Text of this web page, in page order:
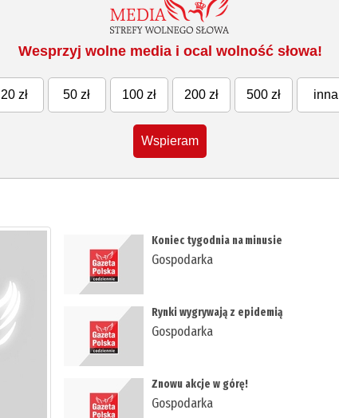
Wesprzyj wolne media i ocal wolność słowa!
20 zł 50 zł 100 zł 200 zł 500 zł inna
Wspieram
​Koniec tygodnia na minusie
Gospodarka
​Rynki wygrywają z epidemią
Gospodarka
​Znowu akcje w górę!
Gospodarka